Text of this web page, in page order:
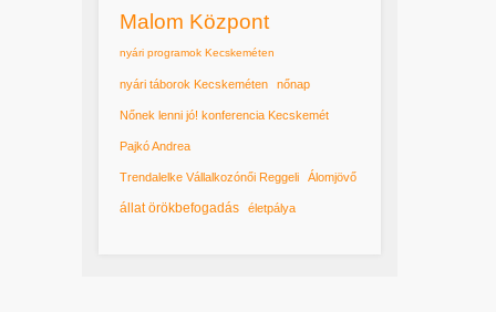
Malom Központ
nyári programok Kecskeméten
nyári táborok Kecskeméten nőnap
Nőnek lenni jó! konferencia Kecskemét
Pajkó Andrea
Trendalelke Vállalkozónői Reggeli Álomjövő
állat örökbefogadás életpálya